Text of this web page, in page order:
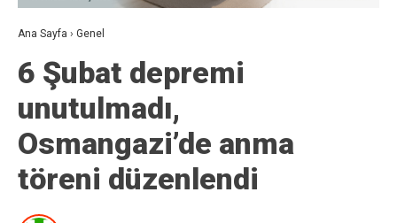
Ana Sayfa › Genel
6 Şubat depremi
unutulmadı,
Osmangazi’de anma
töreni düzenlendi